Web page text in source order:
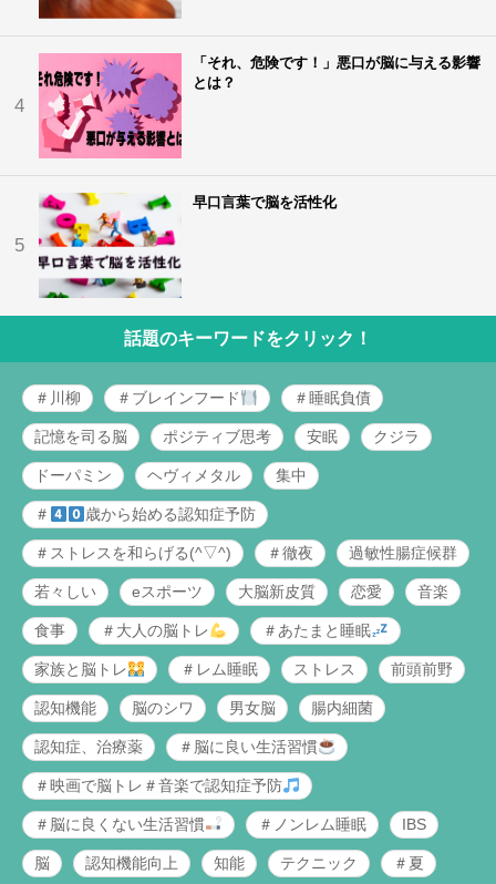
4
「それ、危険です！」悪口が脳に与える影響
とは？
5
早口言葉で脳を活性化
話題のキーワードをクリック！
＃川柳 ＃ブレインフード ＃睡眠負債
記憶を司る脳 ポジティブ思考 安眠 クジラ
ドーパミン ヘヴィメタル 集中
＃ 歳から始める認知症予防
＃ストレスを和らげる(^▽^) ＃徹夜 過敏性腸症候群
若々しい eスポーツ 大脳新皮質 恋愛 音楽
食事 ＃大人の脳トレ ＃あたまと睡眠
家族と脳トレ ＃レム睡眠 ストレス 前頭前野
認知機能 脳のシワ 男女脳 腸内細菌
認知症、治療薬 ＃脳に良い生活習慣
＃映画で脳トレ＃音楽で認知症予防
＃脳に良くない生活習慣 ＃ノンレム睡眠 IBS
脳 認知機能向上 知能 テクニック ＃夏